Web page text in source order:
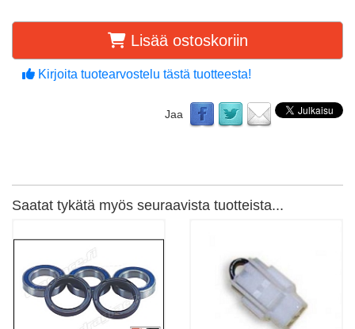
Lisää ostoskoriin
Kirjoita tuotearvostelu tästä tuotteesta!
Jaa
Saatat tykätä myös seuraavista tuotteista...